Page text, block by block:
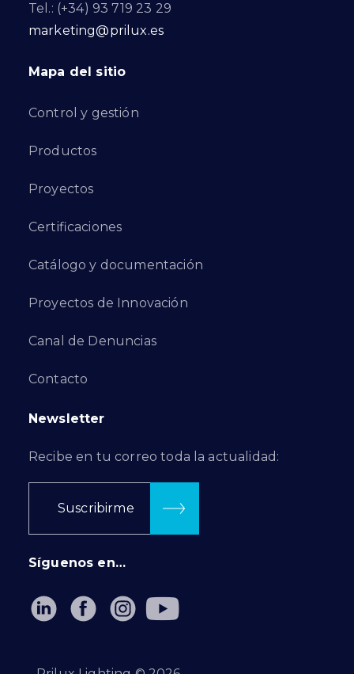
Tel.: (+34) 93 719 23 29
marketing@prilux.es
Mapa del sitio
Control y gestión
Productos
Proyectos
Certificaciones
Catálogo y documentación
Proyectos de Innovación
Canal de Denuncias
Contacto
Newsletter
Recibe en tu correo toda la actualidad:
Suscribirme
Síguenos en…